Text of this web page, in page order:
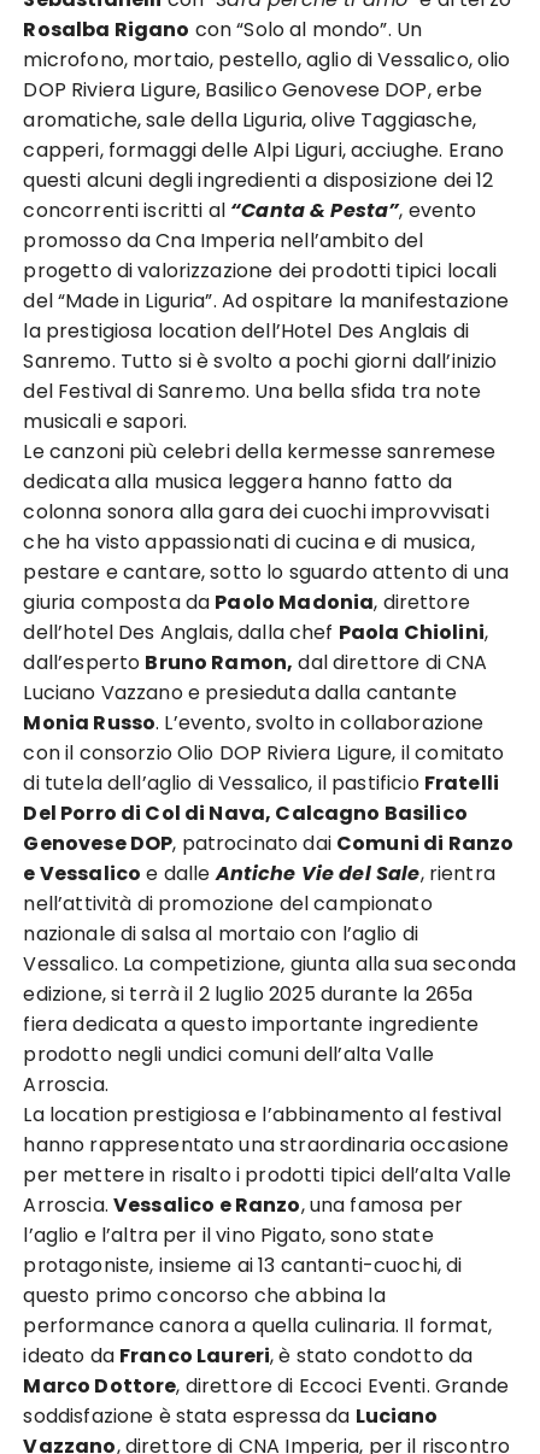
Rosalba Rigano con “Solo al mondo”. Un
microfono, mortaio, pestello, aglio di Vessalico, olio
DOP Riviera Ligure, Basilico Genovese DOP, erbe
aromatiche, sale della Liguria, olive Taggiasche,
capperi, formaggi delle Alpi Liguri, acciughe. Erano
questi alcuni degli ingredienti a disposizione dei 12
concorrenti iscritti al “Canta & Pesta”, evento
promosso da Cna Imperia nell’ambito del
progetto di valorizzazione dei prodotti tipici locali
del “Made in Liguria”. Ad ospitare la manifestazione
la prestigiosa location dell’Hotel Des Anglais di
Sanremo. Tutto si è svolto a pochi giorni dall’inizio
del Festival di Sanremo. Una bella sfida tra note
musicali e sapori.
Le canzoni più celebri della kermesse sanremese
dedicata alla musica leggera hanno fatto da
colonna sonora alla gara dei cuochi improvvisati
che ha visto appassionati di cucina e di musica,
pestare e cantare, sotto lo sguardo attento di una
giuria composta da Paolo Madonia, direttore
dell’hotel Des Anglais, dalla chef Paola Chiolini,
dall’esperto Bruno Ramon, dal direttore di CNA
Luciano Vazzano e presieduta dalla cantante
Monia Russo. L’evento, svolto in collaborazione
con il consorzio Olio DOP Riviera Ligure, il comitato
di tutela dell’aglio di Vessalico, il pastificio Fratelli
Del Porro di Col di Nava, Calcagno Basilico
Genovese DOP, patrocinato dai Comuni di Ranzo
e Vessalico e dalleAntiche Vie del Sale, rientra
nell’attività di promozione del campionato
nazionale di salsa al mortaio con l’aglio di
Vessalico. La competizione, giunta alla sua seconda
edizione, si terrà il 2 luglio 2025 durante la 265a
fiera dedicata a questo importante ingrediente
prodotto negli undici comuni dell’alta Valle
Arroscia.
La location prestigiosa e l’abbinamento al festival
hanno rappresentato una straordinaria occasione
per mettere in risalto i prodotti tipici dell’alta Valle
Arroscia. Vessalico e Ranzo, una famosa per
l’aglio e l’altra per il vino Pigato, sono state
protagoniste, insieme ai 13 cantanti-cuochi, di
questo primo concorso che abbina la
performance canora a quella culinaria. Il format,
ideato da Franco Laureri, è stato condotto da
Marco Dottore, direttore di Eccoci Eventi. Grande
soddisfazione è stata espressa da Luciano
Vazzano, direttore di CNA Imperia, per il riscontro